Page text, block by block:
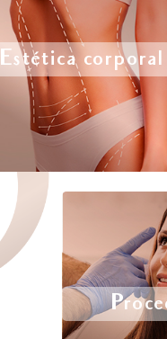
Estética corporal